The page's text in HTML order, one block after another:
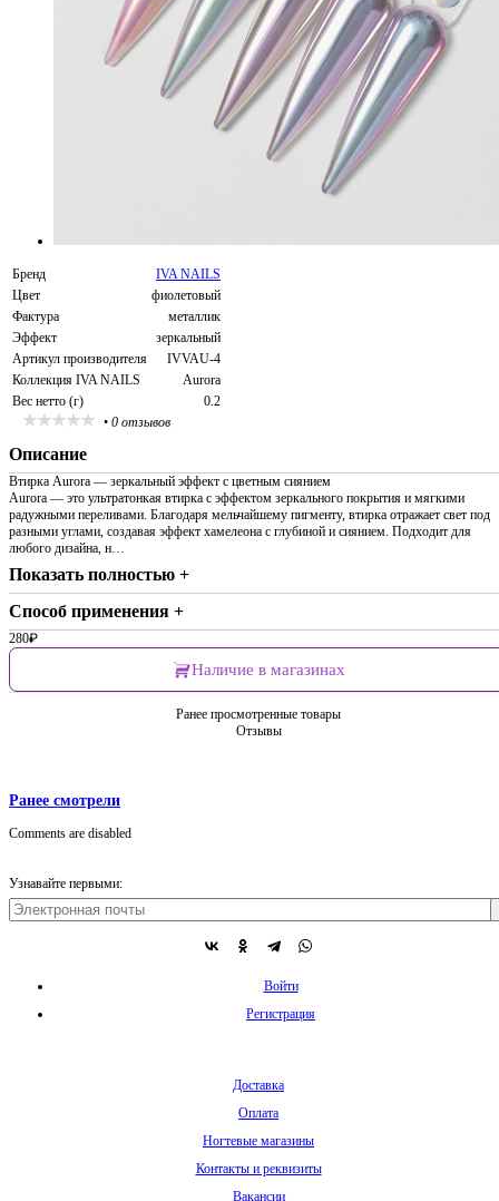
Бренд
IVA NAILS
Цвет
фиолетовый
Фактура
металлик
Эффект
зеркальный
Артикул производителя
IVVAU-4
Коллекция IVA NAILS
Aurora
Вес нетто (г)
0.2
• 0 отзывов
Описание
Втирка Aurora — зеркальный эффект с цветным сиянием
Aurora — это ультратонкая втирка с эффектом зеркального покрытия и мягкими
радужными переливами. Благодаря мельчайшему пигменту, втирка отражает свет под
разными углами, создавая эффект хамелеона с глубиной и сиянием. Подходит для
любого дизайна, н…
Показать полностью +
Способ применения +
280₽
Наличие в магазинах
Ранее просмотренные товары
Отзывы
Ранее смотрели
Comments are disabled
Узнавайте первыми:
Войти
Регистрация
Доставка
Оплата
Ногтевые магазины
Контакты и реквизиты
Вакансии